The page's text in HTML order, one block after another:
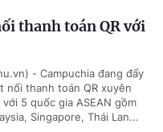
thanh toán QR với
- Campuchia đang đẩy
nối thanh toán QR xuyên
5 quốc gia ASEAN gồm
Singapore, Thái Lan...